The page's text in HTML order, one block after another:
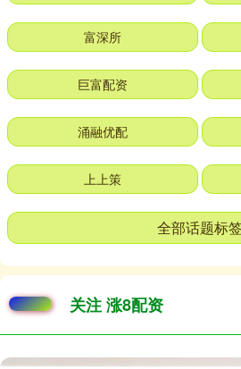
富深所
巨富配资
涌融优配
上上策
全部话题标
关注 涨8配资